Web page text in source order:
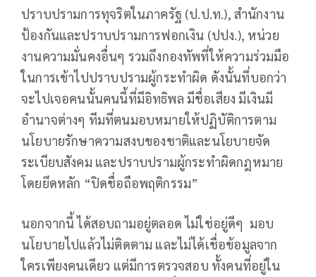
ปราบปรามการทุจริตในภาครัฐ (ป.ป.ท.), สำนักงาน
ป้องกันและปราบปรามการฟอกเงิน (ปปง.), หน่วย
งานความมั่นคงอื่นๆ รวมถึงกองทัพที่ให้ความร่วมมือ
ในการเข้าไปปราบปรามผู้กระทำผิด ดังนั้นที่บอกว่า
จะไปเจอคนนั้นคนนี้ที่มีอิทธิพล มีชื่อเสียง มีเงินมี
อำนาจต่างๆ ทีมที่ตนมอบหมายให้ปฏิบัติการตาม
นโยบายรักษาความสงบของชาติและนโยบายจัด
ระเบียบสังคม และปราบปรามผู้กระทำผิดกฎหมาย
โดยยึดหลัก “ปิดชื่อถือพฤติกรรม”
นอกจากนี้ ได้สอบถามอยู่ตลอด ไม่ใช่อยู่ดีๆ มอบ
นโยบายไปแล้วไม่ติดตาม และไม่ได้เชื่อข้อมูลจาก
ใครเพียงคนเดียว แต่มีการตรวจสอบ ทั้งคนที่อยู่ใน